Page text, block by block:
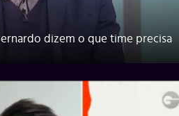
dizem o que time precisa